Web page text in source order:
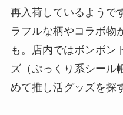
再入荷しているようで
ラフルな柄やコラボ物
も。店内ではボンボン
ズ（ぷっくり系シール
めて推し活グッズを探